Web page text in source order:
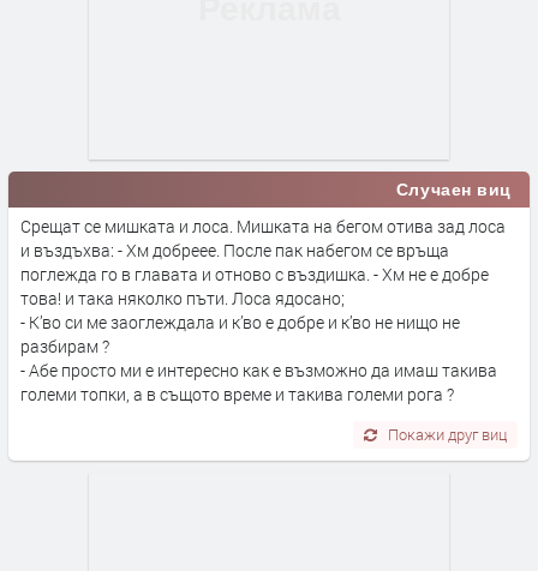
Случаен виц
Срещат се мишката и лоса. Мишката на бегом отива зад лоса
и въздъхва: - Хм добреее. После пак набегом се връща
поглежда го в главата и отново с въздишка. - Хм не е добре
това! и така няколко пъти. Лоса ядосано;
- К’во си ме заоглеждала и к’во е добре и к’во не нищо не
разбирам ?
- Абе просто ми е интересно как е възможно да имаш такива
големи топки, а в същото време и такива големи рога ?
Покажи друг виц